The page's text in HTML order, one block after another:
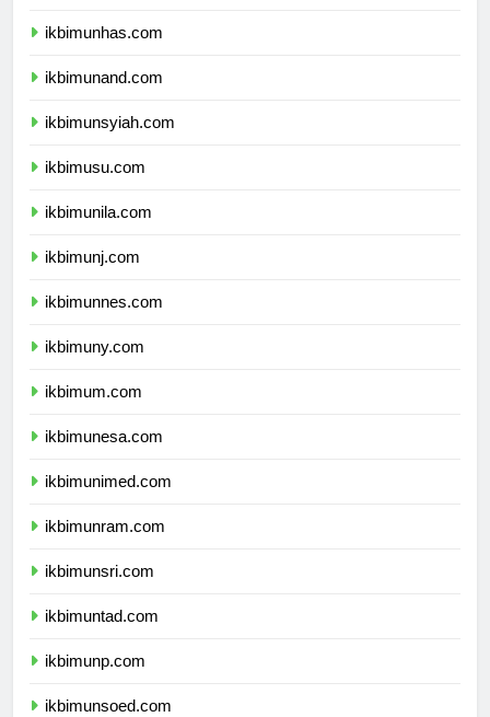
ikbimunhas.com
ikbimunand.com
ikbimunsyiah.com
ikbimusu.com
ikbimunila.com
ikbimunj.com
ikbimunnes.com
ikbimuny.com
ikbimum.com
ikbimunesa.com
ikbimunimed.com
ikbimunram.com
ikbimunsri.com
ikbimuntad.com
ikbimunp.com
ikbimunsoed.com